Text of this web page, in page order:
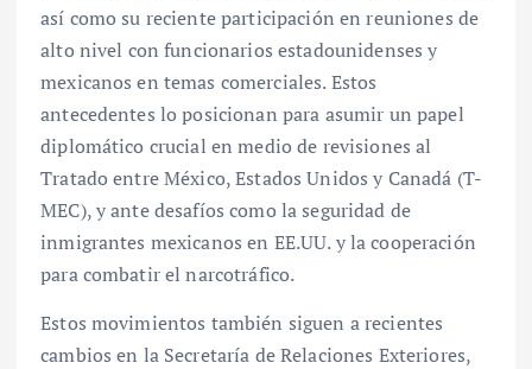
así como su reciente participación en reuniones de
alto nivel con funcionarios estadounidenses y
mexicanos en temas comerciales. Estos
antecedentes lo posicionan para asumir un papel
diplomático crucial en medio de revisiones al
Tratado entre México, Estados Unidos y Canadá (T-
MEC), y ante desafíos como la seguridad de
inmigrantes mexicanos en EE.UU. y la cooperación
para combatir el narcotráfico.
Estos movimientos también siguen a recientes
cambios en la Secretaría de Relaciones Exteriores,